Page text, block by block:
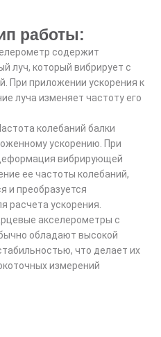
работы:
содержит
луч, который вибрирует с
При приложении ускорения к
луча изменяет частоту его
колебаний балки
ускорению. При
вибрирующей
ее частоты колебаний,
и преобразуется
расчета ускорения.
акселерометры с
обладают высокой
что делает их
измерений